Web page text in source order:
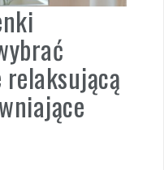
relaksującą